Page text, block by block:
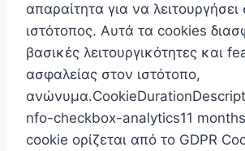
απαραίτητα για να
ιστότοπος. Αυτά τα cookies
βασικές λειτουργικότητες και
ασφαλείας στον ιστότοπο,
nfo-checkbox-analytics11
cookie ορίζεται από το GDPR